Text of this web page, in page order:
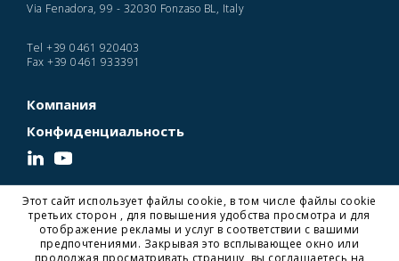
Via Fenadora, 99 - 32030 Fonzaso BL, Italy
Tel +39 0461 920403
Fax +39 0461 933391
Компания
Конфиденциальность
© 2026 Gambarotta Gschwendt | Advanced Conveyor Technology | P. IVA
IT01716450224
Designed and Developed by Noonic
Этот сайт использует файлы cookie, в том числе файлы cookie
третьих сторон , для повышения удобства просмотра и для
отображение рекламы и услуг в соответствии с вашими
предпочтениями. Закрывая это всплывающее окно или
продолжая просматривать страницу, вы соглашаетесь на